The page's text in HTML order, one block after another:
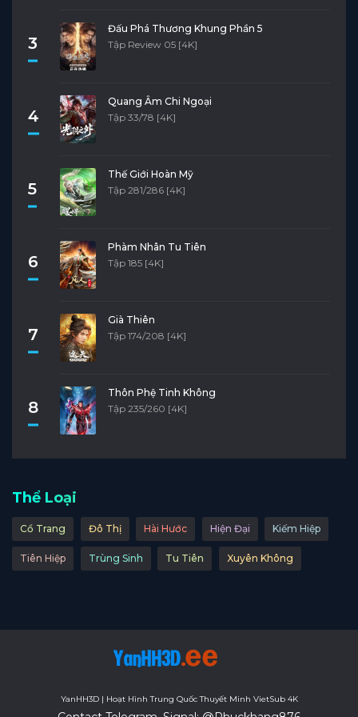
3
Đấu Phá Thương Khung Phần 5
Tập Review 05 [4K]
4
Quang Âm Chi Ngoại
Tập 33/78 [4K]
5
Thế Giới Hoàn Mỹ
Tập 281/286 [4K]
6
Phàm Nhân Tu Tiên
Tập 185 [4K]
7
Già Thiên
Tập 174/208 [4K]
8
Thôn Phệ Tinh Không
Tập 235/260 [4K]
Thể Loại
Cổ Trang Đô Thị Hài Hước Hiện Đại Kiếm Hiệp
Tiên Hiệp Trùng Sinh Tu Tiên Xuyên Không
YanHH3D | Hoạt Hình Trung Quốc Thuyết Minh VietSub 4K